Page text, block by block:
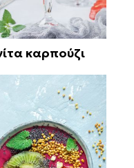
καρπούζι